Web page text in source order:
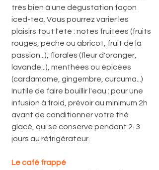
très bien à une dégustation façon
iced-tea. Vous pourrez varier les
plaisirs tout l'été : notes fruitées (fruits
rouges, pêche ou abricot, fruit de la
passion...), florales (fleur d'oranger,
lavande...), menthées ou épicées
(cardamome, gingembre, curcuma...)
Inutile de faire bouillir l'eau : pour une
infusion à froid, prévoir au minimum 2h
avant de conditionner votre thé
glacé, qui se conserve pendant 2-3
jours au réfrigérateur.
Le café frappé